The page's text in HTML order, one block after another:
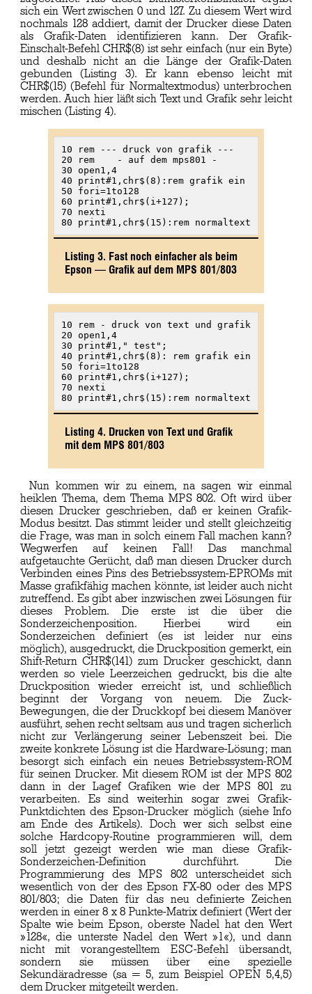
sich ein Wert zwischen 0 und 127. Zu diesem Wert wird
nochmals 128 addiert, damit der Drucker diese Daten
als Grafik-Daten identifizieren kann. Der Grafik-
Einschalt-Befehl CHR$(8) ist sehr einfach (nur ein Byte)
und deshalb nicht an die Länge der Grafik-Daten
gebunden (Listing 3). Er kann ebenso leicht mit
CHR$(15) (Befehl für Normaltextmodus) unterbrochen
werden. Auch hier läßt sich Text und Grafik sehr leicht
mischen (Listing 4).
10 rem --- druck von grafik ---
20 rem    - auf dem mps801 -
30 open1,4
40 print#1,chr$(8):rem grafik ein
50 fori=1to128
60 print#1,chr$(i+127);
70 nexti
80 print#1,chr$(15):rem normaltext
Listing 3. Fast noch einfacher als beim
Epson — Grafik auf dem MPS 801/803
10 rem - druck von text und grafik -
20 open1,4
30 print#1," test";
40 print#1,chr$(8): rem grafik ein
50 fori=1to128
60 print#1,chr$(i+127);
70 nexti
80 print#1,chr$(15):rem normaltext
Listing 4. Drucken von Text und Grafik
mit dem MPS 801/803
Nun kommen wir zu einem, na sagen wir einmal
heiklen Thema, dem Thema MPS 802. Oft wird über
diesen Drucker geschrieben, daß er keinen Grafik-
Modus besitzt. Das stimmt leider und stellt gleichzeitig
die Frage, was man in solch einem Fall machen kann?
Wegwerfen auf keinen Fall! Das manchmal
aufgetauchte Gerücht, daß man diesen Drucker durch
Verbinden eines Pins des Betriebssystem-EPROMs mit
Masse grafikfähig machen könnte, ist leider auch nicht
zutreffend. Es gibt aber inzwischen zwei Lösungen für
dieses Problem. Die erste ist die über die
Sonderzeichenposition. Hierbei wird ein
Sonderzeichen definiert (es ist leider nur eins
möglich), ausgedruckt, die Druckposition gemerkt, ein
Shift-Return CHR$(141) zum Drucker geschickt, dann
werden so viele Leerzeichen gedruckt, bis die alte
Druckposition wieder erreicht ist, und schließlich
beginnt der Vorgang von neuem. Die Zuck-
Bewegungen, die der Druckkopf bei diesem Manöver
ausführt, sehen recht seltsam aus und tragen sicherlich
nicht zur Verlängerung seiner Lebenszeit bei. Die
zweite konkrete Lösung ist die Hardware-Lösung; man
besorgt sich einfach ein neues Betriebssystem-ROM
für seinen Drucker. Mit diesem ROM ist der MPS 802
dann in der Lagef Grafiken wie der MPS 801 zu
verarbeiten. Es sind weiterhin sogar zwei Grafik-
Punktdichten des Epson-Drucker möglich (siehe Info
am Ende des Artikels). Doch wer sich selbst eine
solche Hardcopy-Routine programmieren will, dem
soll jetzt gezeigt werden wie man diese Grafik-
Sonderzeichen-Definition durchführt. Die
Programmierung des MPS 802 unterscheidet sich
wesentlich von der des Epson FX-80 oder des MPS
801/803; die Daten für das neu definierte Zeichen
werden in einer 8 x 8 Punkte-Matrix definiert (Wert der
Spalte wie beim Epson, oberste Nadel hat den Wert
»128«, die unterste Nadel den Wert »1«), und dann
nicht mit vorangestelltem ESC-Befehl übersandt,
sondern sie müssen über eine spezielle
Sekundäradresse (sa = 5, zum Beispiel OPEN 5,4,5)
dem Drucker mitgeteilt werden.